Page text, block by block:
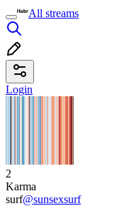
All streams
Login
2
Karma
surf@sunsexsurf